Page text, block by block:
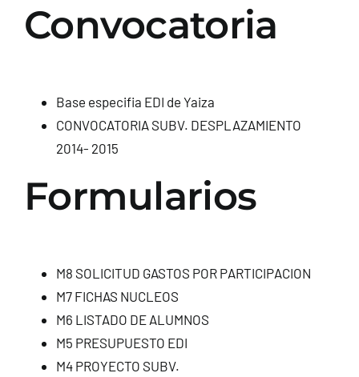
Convocatoria
Base especifia EDI de Yaiza
CONVOCATORIA SUBV. DESPLAZAMIENTO
2014- 2015
Formularios
M8 SOLICITUD GASTOS POR PARTICIPACION
M7 FICHAS NUCLEOS
M6 LISTADO DE ALUMNOS
M5 PRESUPUESTO EDI
M4 PROYECTO SUBV.